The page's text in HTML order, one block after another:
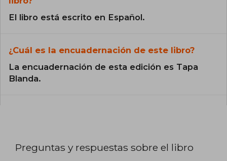
El libro está escrito en Español.
¿Cuál es la encuadernación de este libro?
La encuadernación de esta edición es Tapa
Blanda.
Preguntas y respuestas sobre el libro